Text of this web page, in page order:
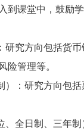
到课堂中，鼓励
研究方向包括货
险管理等。
）：研究方向包
、全日制、三年